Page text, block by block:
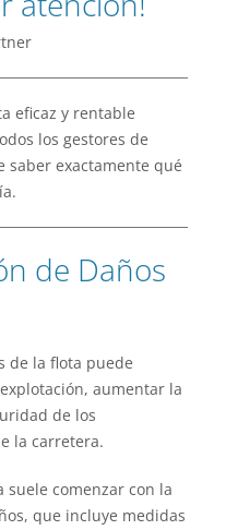
eficaz y rentable
los gestores de
saber exactamente qué
de Daños
de la flota puede
aumentar la
de los
la carretera.
suele comenzar con la
que incluye medidas